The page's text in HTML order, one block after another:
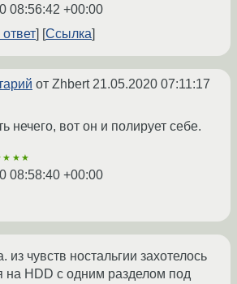
08:56:42 +00:00
Ссылка
от Zhbert21.05.2020 07:11:17
нечего, вот он и полирует себе.
08:58:40 +00:00
из чувств ностальгии захотелось
на HDD с одним разделом под